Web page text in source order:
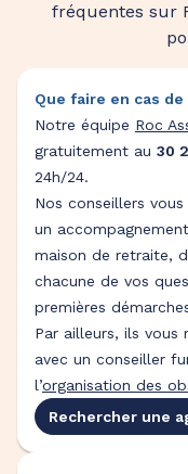
fréquentes sur
Que faire en cas de
Notre équipe Roc
gratuitement au 30
24h/24.
Nos conseillers
un
maison de retraite,
chacune de vos
premières
Par ailleurs, ils
avec un conseiller
l’organisation des
Rechercher une